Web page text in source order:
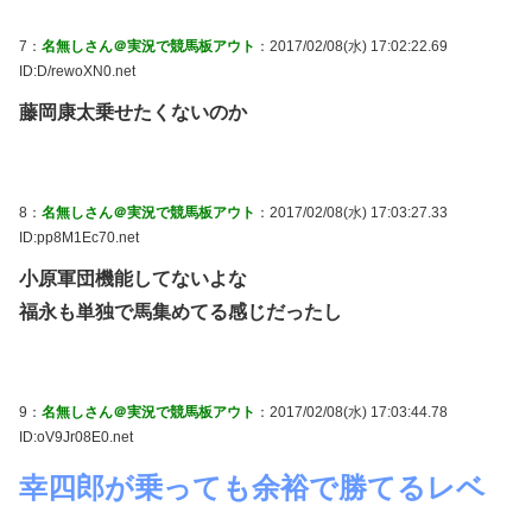
7： 名無しさん＠実況で競馬板アウト ：2017/02/08(水) 17:02:22.69
ID:D/rewoXN0.net
藤岡康太乗せたくないのか
8： 名無しさん＠実況で競馬板アウト ：2017/02/08(水) 17:03:27.33
ID:pp8M1Ec70.net
小原軍団機能してないよな
福永も単独で馬集めてる感じだったし
9： 名無しさん＠実況で競馬板アウト ：2017/02/08(水) 17:03:44.78
ID:oV9Jr08E0.net
幸四郎が乗っても余裕で勝てるレベ